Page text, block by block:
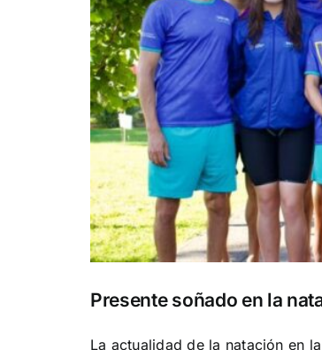
Presente soñado en la
La actualidad de la natación en